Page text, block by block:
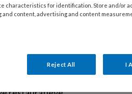
van
characteristics for identification. Store and/or
content, advertising and content
Reject All I